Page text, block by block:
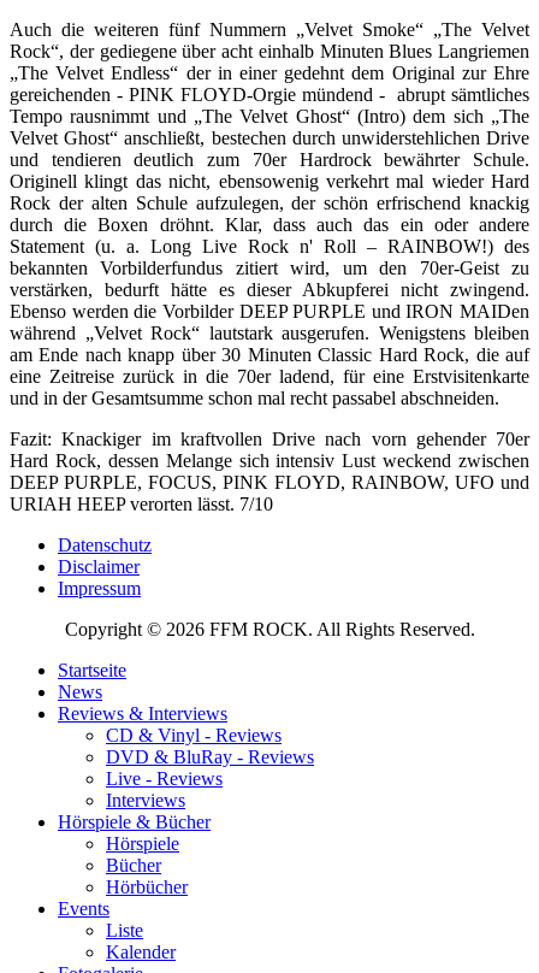
Auch die weiteren fünf Nummern „Velvet Smoke“ „The Velvet
Rock“, der gediegene über acht einhalb Minuten Blues Langriemen
„The Velvet Endless“ der in einer gedehnt dem Original zur Ehre
gereichenden - PINK FLOYD-Orgie mündend - abrupt sämtliches
Tempo rausnimmt und „The Velvet Ghost“ (Intro) dem sich „The
Velvet Ghost“ anschließt, bestechen durch unwiderstehlichen Drive
und tendieren deutlich zum 70er Hardrock bewährter Schule.
Originell klingt das nicht, ebensowenig verkehrt mal wieder Hard
Rock der alten Schule aufzulegen, der schön erfrischend knackig
durch die Boxen dröhnt. Klar, dass auch das ein oder andere
Statement (u. a. Long Live Rock n' Roll – RAINBOW!) des
bekannten Vorbilderfundus zitiert wird, um den 70er-Geist zu
verstärken, bedurft hätte es dieser Abkupferei nicht zwingend.
Ebenso werden die Vorbilder DEEP PURPLE und IRON MAIDen
während „Velvet Rock“ lautstark ausgerufen. Wenigstens bleiben
am Ende nach knapp über 30 Minuten Classic Hard Rock, die auf
eine Zeitreise zurück in die 70er ladend, für eine Erstvisitenkarte
und in der Gesamtsumme schon mal recht passabel abschneiden.
Fazit: Knackiger im kraftvollen Drive nach vorn gehender 70er
Hard Rock, dessen Melange sich intensiv Lust weckend zwischen
DEEP PURPLE, FOCUS, PINK FLOYD, RAINBOW, UFO und
URIAH HEEP verorten lässt. 7/10
Datenschutz
Disclaimer
Impressum
Copyright © 2026 FFM ROCK. All Rights Reserved.
Startseite
News
Reviews & Interviews
CD & Vinyl - Reviews
DVD & BluRay - Reviews
Live - Reviews
Interviews
Hörspiele & Bücher
Hörspiele
Bücher
Hörbücher
Events
Liste
Kalender